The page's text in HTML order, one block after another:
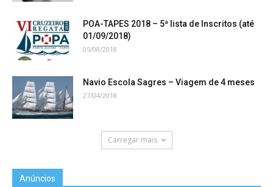
POA-TAPES 2018 – 5ª lista de Inscritos (até
01/09/2018)
05/08/2018
Navio Escola Sagres – Viagem de 4 meses
27/04/2018
Carregar mais
Anúncios